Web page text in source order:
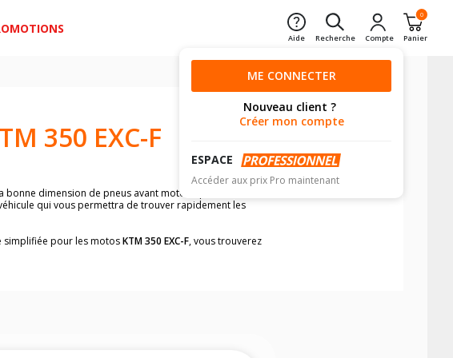
Aide Recherche Compte
0
Panier
ME CONNECTER
Nouveau client ?
Créer mon compte
ESPACE
Accéder aux prix Pro maintenant
350 EXC-F
bonne dimension de pneus avant moto et pneus arrière
qui vous permettra de trouver rapidement les
simplifiée pour les motosKTM 350 EXC-F, vous trouverez
sur le flanc des pneumatiques, dans le carnet de bord de